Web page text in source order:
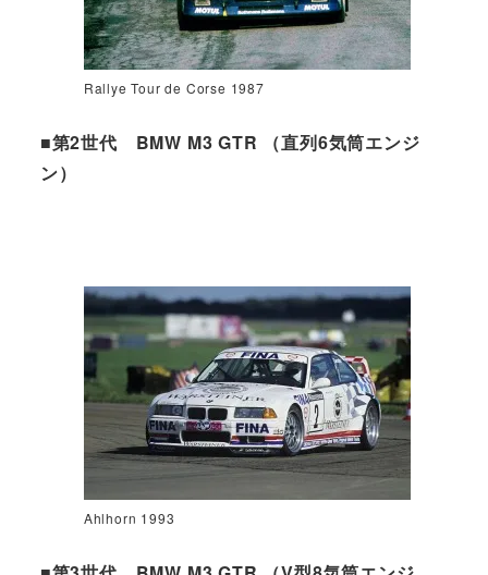
Rallye Tour de Corse 1987
■第2世代 BMW M3 GTR （直列6気筒エンジ
ン）
Ahlhorn 1993